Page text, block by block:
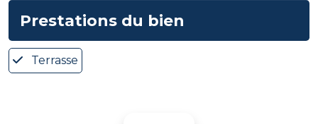
Prestations du bien
Terrasse